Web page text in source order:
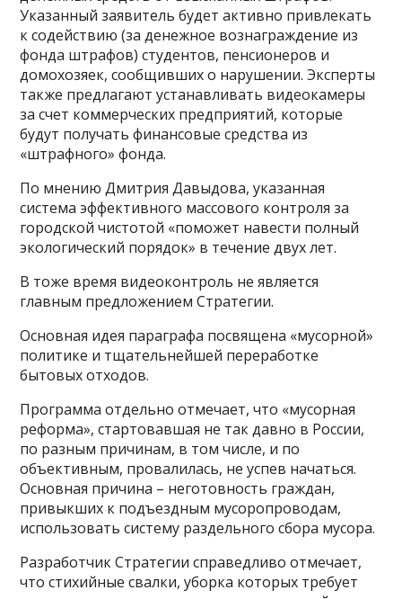
Указанный заявитель будет активно привлекать
к содействию (за денежное вознаграждение из
фонда штрафов) студентов, пенсионеров и
домохозяек, сообщивших о нарушении. Эксперты
также предлагают устанавливать видеокамеры
за счет коммерческих предприятий, которые
будут получать финансовые средства из
«штрафного» фонда.
По мнению Дмитрия Давыдова, указанная
система эффективного массового контроля за
городской чистотой «поможет навести полный
экологический порядок» в течение двух лет.
В тоже время видеоконтроль не является
главным предложением Стратегии.
Основная идея параграфа посвящена «мусорной»
политике и тщательнейшей переработке
бытовых отходов.
Программа отдельно отмечает, что «мусорная
реформа», стартовавшая не так давно в России,
по разным причинам, в том числе, и по
объективным, провалилась, не успев начаться.
Основная причина – неготовность граждан,
привыкших к подъездным мусоропроводам,
использовать систему раздельного сбора мусора.
Разработчик Стратегии справедливо отмечает,
что стихийные свалки, уборка которых требует